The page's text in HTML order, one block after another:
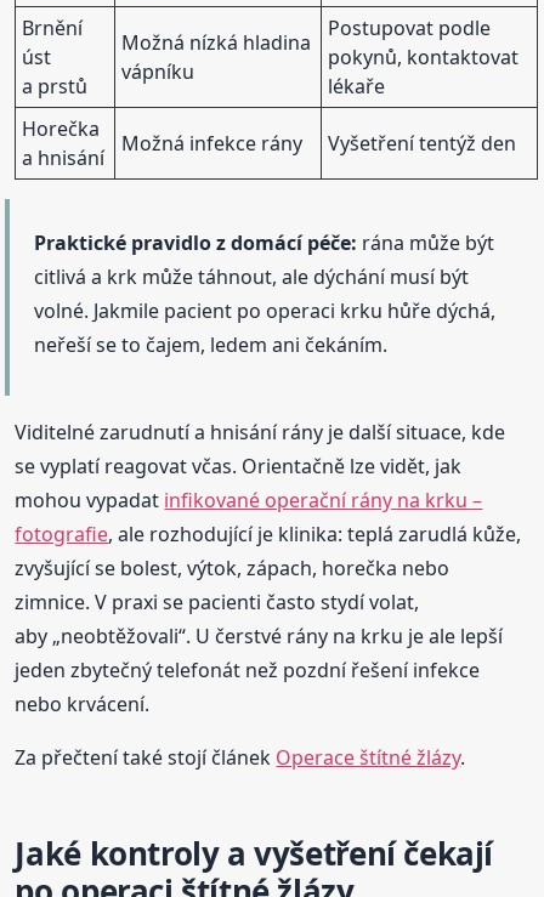
Brnění
úst
a prstů
Možná nízká hladina
vápníku
Postupovat podle
pokynů, kontaktovat
lékaře
Horečka
a hnisání
Možná infekce rány Vyšetření tentýž den
Praktické pravidlo z domácí péče: rána může být
citlivá a krk může táhnout, ale dýchání musí být
volné. Jakmile pacient po operaci krku hůře dýchá,
neřeší se to čajem, ledem ani čekáním.
Viditelné zarudnutí a hnisání rány je další situace, kde
se vyplatí reagovat včas. Orientačně lze vidět, jak
mohou vypadat infikované operační rány na krku –
fotografie, ale rozhodující je klinika: teplá zarudlá kůže,
zvyšující se bolest, výtok, zápach, horečka nebo
zimnice. V praxi se pacienti často stydí volat,
aby „neobtěžovali“. U čerstvé rány na krku je ale lepší
jeden zbytečný telefonát než pozdní řešení infekce
nebo krvácení.
Za přečtení také stojí článek Operace štítné žlázy.
Jaké kontroly a vyšetření čekají